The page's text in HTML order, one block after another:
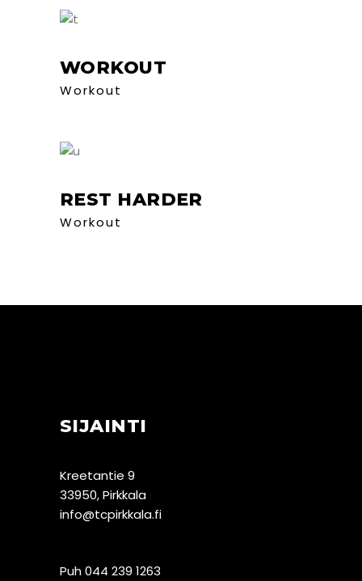
WORKOUT
Workout
REST HARDER
Workout
SIJAINTI
Kreetantie 9
33950, Pirkkala
info@tcpirkkala.fi
Puh 044 239 1263